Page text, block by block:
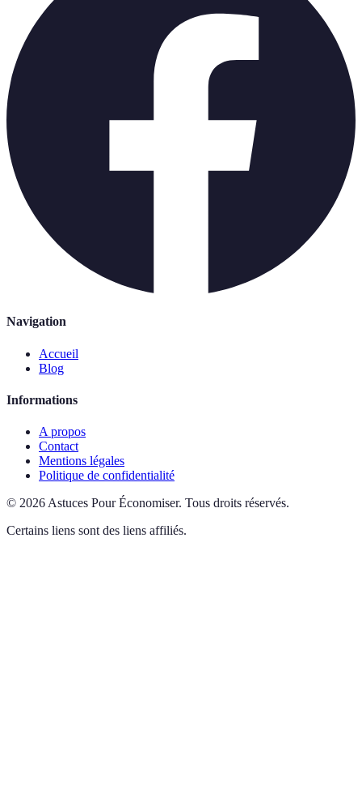
Navigation
Accueil
Blog
Informations
A propos
Contact
Mentions légales
Politique de confidentialité
© 2026 Astuces Pour Économiser. Tous droits réservés.
Certains liens sont des liens affiliés.